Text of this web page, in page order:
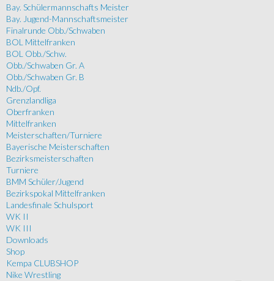
Bay. Schülermannschafts Meister
Bay. Jugend-Mannschaftsmeister
Finalrunde Obb./Schwaben
BOL Mittelfranken
BOL Obb./Schw.
Obb./Schwaben Gr. A
Obb./Schwaben Gr. B
Ndb./Opf.
Grenzlandliga
Oberfranken
Mittelfranken
Meisterschaften/Turniere
Bayerische Meisterschaften
Bezirksmeisterschaften
Turniere
BMM Schüler/Jugend
Bezirkspokal Mittelfranken
Landesfinale Schulsport
WK II
WK III
Downloads
Shop
Kempa CLUBSHOP
Nike Wrestling